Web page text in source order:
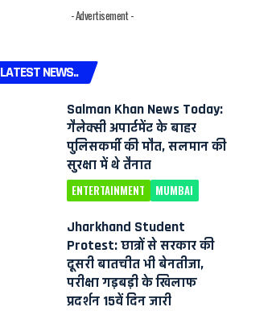
- Advertisement -
LATEST NEWS..
Salman Khan News Today:
गैलेक्सी अपार्टमेंट के बाहर
पुलिसकर्मी की मौत, सलमान की
सुरक्षा में थे तैनात
ENTERTAINMENT MUMBAI
Jharkhand Student
Protest: छात्रों से सरकार की
दूसरी बातचीत भी बेनतीजा,
परीक्षा गड़बड़ी के खिलाफ
प्रदर्शन 15वें दिन जारी